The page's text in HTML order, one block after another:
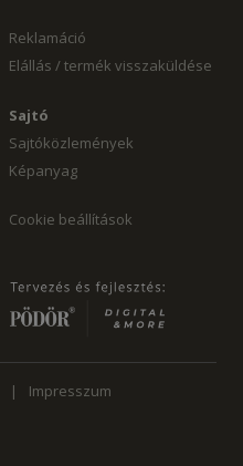
Impresszum
Reklamáció
Elállás / termék visszaküldése
Sajtó
Sajtóközlemények
Képanyag
Cookie beállítások